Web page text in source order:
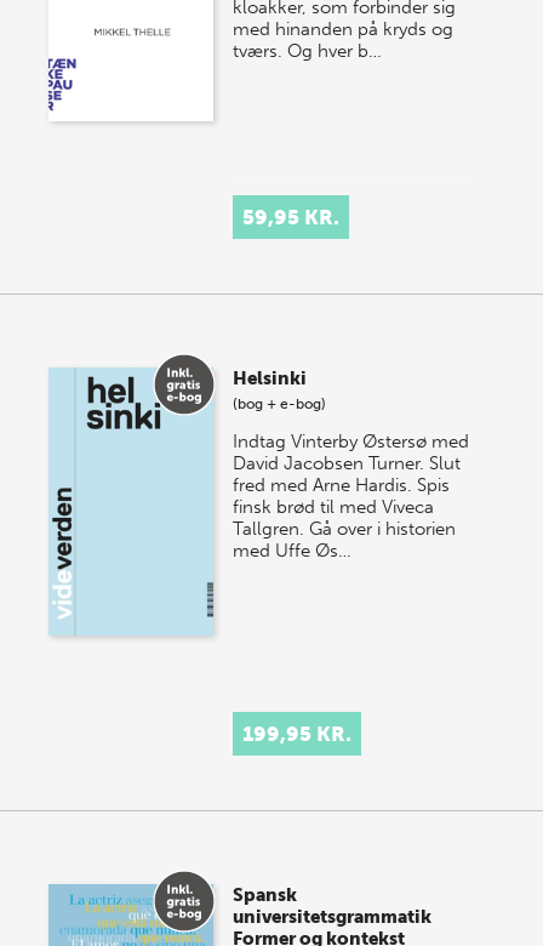
kloakker, som forbinder sig
med hinanden på kryds og
tværs. Og hver b…
59,95 KR.
Helsinki
(bog + e-bog)
Indtag Vinterby Østersø med
David Jacobsen Turner. Slut
fred med Arne Hardis. Spis
finsk brød til med Viveca
Tallgren. Gå over i historien
med Uffe Øs…
199,95 KR.
Spansk
universitetsgrammatik
Former og kontekst